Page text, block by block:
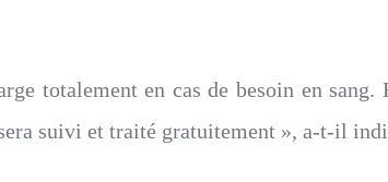
totalement en cas de besoin en sang.
suivi et traité gratuitement », a-t-il